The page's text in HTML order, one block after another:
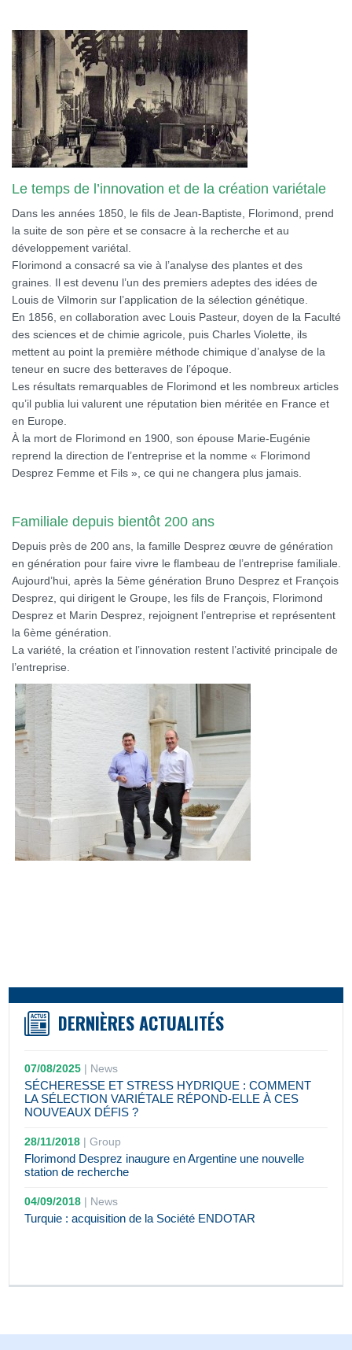
Le temps de l’innovation et de la création variétale
Dans les années 1850, le fils de Jean-Baptiste, Florimond, prend
la suite de son père et se consacre à la recherche et au
développement variétal.
Florimond a consacré sa vie à l’analyse des plantes et des
graines. Il est devenu l’un des premiers adeptes des idées de
Louis de Vilmorin sur l’application de la sélection génétique.
En 1856, en collaboration avec Louis Pasteur, doyen de la Faculté
des sciences et de chimie agricole, puis Charles Violette, ils
mettent au point la première méthode chimique d’analyse de la
teneur en sucre des betteraves de l’époque.
Les résultats remarquables de Florimond et les nombreux articles
qu’il publia lui valurent une réputation bien méritée en France et
en Europe.
À la mort de Florimond en 1900, son épouse Marie-Eugénie
reprend la direction de l’entreprise et la nomme « Florimond
Desprez Femme et Fils », ce qui ne changera plus jamais.
Familiale depuis bientôt 200 ans
Depuis près de 200 ans, la famille Desprez œuvre de génération
en génération pour faire vivre le flambeau de l’entreprise familiale.
Aujourd’hui, après la 5ème génération Bruno Desprez et François
Desprez, qui dirigent le Groupe, les fils de François, Florimond
Desprez et Marin Desprez, rejoignent l’entreprise et représentent
la 6ème génération.
La variété, la création et l’innovation restent l’activité principale de
l’entreprise.
DERNIÈRES ACTUALITÉS
07/08/2025 | News
SÉCHERESSE ET STRESS HYDRIQUE : COMMENT
LA SÉLECTION VARIÉTALE RÉPOND-ELLE À CES
NOUVEAUX DÉFIS ?
28/11/2018 |Group
Florimond Desprez inaugure en Argentine une nouvelle
station de recherche
04/09/2018 | News
Turquie : acquisition de la Société ENDOTAR